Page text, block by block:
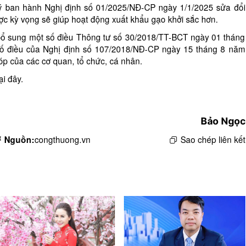
hành Nghị định số 01/2025/NĐ-CP ngày 1/1/2025 sửa đổi
kỳ vọng sẽ giúp hoạt động xuất khẩu gạo khởi sắc hơn.
một số điều Thông tư số 30/2018/TT-BCT ngày 01 tháng
của Nghị định số 107/2018/NĐ-CP ngày 15 tháng 8 năm
của các cơ quan, tổ chức, cá nhân.
đây.
Bảo Ngọc
Nguồn:congthuong.vn
Sao chép liên kết